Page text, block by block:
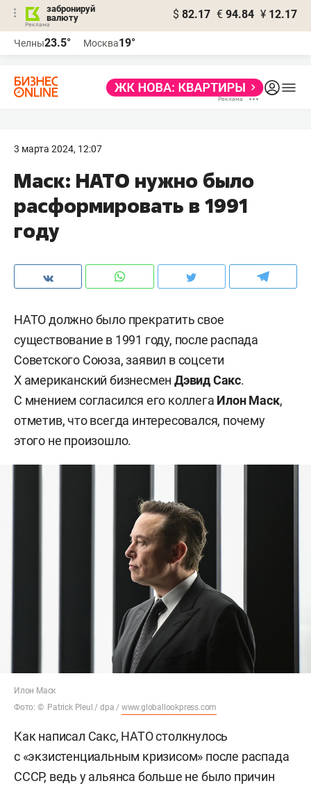
забронируй
валюту
$ 82.17 € 94.84 ¥ 12.17
Челны23.5° Москва19°
3 марта 2024, 12:07
Маск: НАТО нужно было
расформировать в 1991
году
НАТО должно было прекратить свое
существование в 1991 году, после распада
Советского Союза, заявил в соцсети
Х американский бизнесменДэвид Сакс.
С мнением согласился его коллега Илон Маск,
отметив, что всегда интересовался, почему
этого не произошло.
Илон Маск
Фото: © Patrick Pleul / dpa / www.globallookpress.com
Как написал Сакс, НАТО столкнулось
с «экзистенциальным кризисом» после распада
СССР, ведь у альянса больше не было причин